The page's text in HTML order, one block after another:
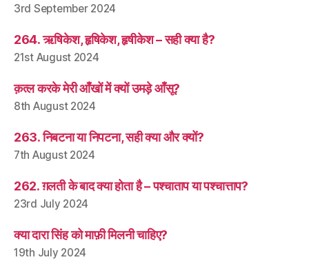
3rd September 2024
264. ऋषिकेश, हृषिकेश, हृषीकेश – सही क्या है?
21st August 2024
क़त्ल करके मेरी आँखों में क्यों उमड़े आँसू?
8th August 2024
263. निबटना या निपटना, सही क्या और क्यों?
7th August 2024
262. ग़लती के बाद क्या होता है – पश्चाताप या पश्चात्ताप?
23rd July 2024
क्या दारा सिंह को माफ़ी मिलनी चाहिए?
19th July 2024